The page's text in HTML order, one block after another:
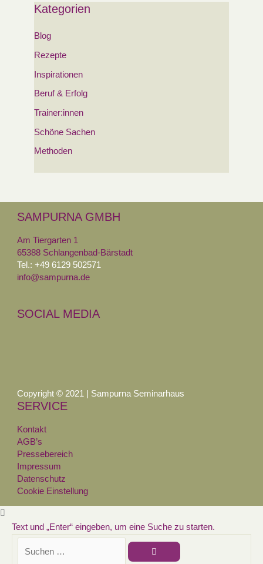
Kategorien
Blog
Rezepte
Inspirationen
Beruf & Erfolg
Trainer:innen
Schöne Sachen
Methoden
SAMPURNA GMBH
Am Tiergarten 1
65388 Schlangenbad-Bärstadt
Tel.: +49 6129 502571
info@sampurna.de
SOCIAL MEDIA
Copyright © 2021 | Sampurna Seminarhaus
SERVICE
Kontakt
AGB’s
Pressebereich
Impressum
Datenschutz
Cookie Einstellung
Text und „Enter“ eingeben, um eine Suche zu starten.